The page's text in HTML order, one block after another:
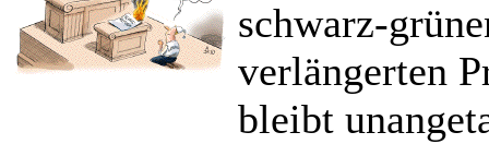
schwarz-
verlängerten
bleibt